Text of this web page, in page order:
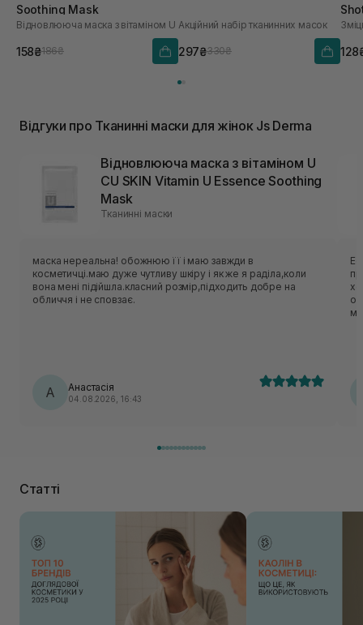
Soothing Mask
Відновлююча маска з вітаміном U
158₴186₴
Акційний набір тканинних масок
297₴330₴
Відгуки про Тканинні маски для жінок Js Derma
Відновлююча маска з вітаміном U
CU SKIN Vitamin U Essence Soothing
Mask
Тканинні маски
маска нереальна! обожнюю її і маю завжди в
косметичці.маю дуже чутливу шкіру і як же я раділа,коли
вона мені підійшла.класний розмір,підходить добре на
обличчя і не сповзає.
А Анастасія
04.08.2026, 16:43
Статті